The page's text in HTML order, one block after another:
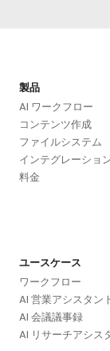
製品
AI ワークフロー
コンテンツ作成
ファイルシステム
インテグレーショ
料金
ユースケース
ワークフロー
AI 営業アシスタン
AI 会議議事録
AI リサーチアシス